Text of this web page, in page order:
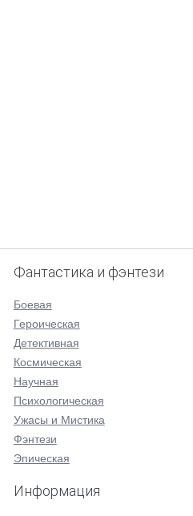
Фантастика и фэнтези
Боевая
Героическая
Детективная
Космическая
Научная
Психологическая
Ужасы и Мистика
Фэнтези
Эпическая
Информация